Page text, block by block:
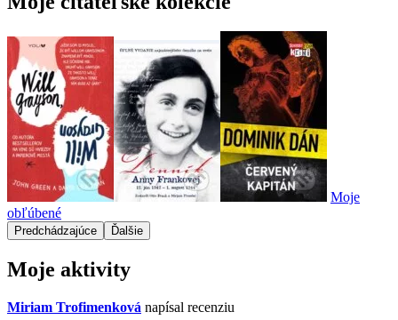
Moje
obľúbené
Predchádzajúce Ďalšie
Moje aktivity
Miriam Trofimenková napísal recenziu